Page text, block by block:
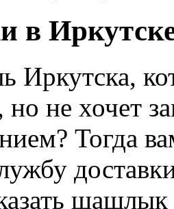
Иркутска,
не хочет
Тогда